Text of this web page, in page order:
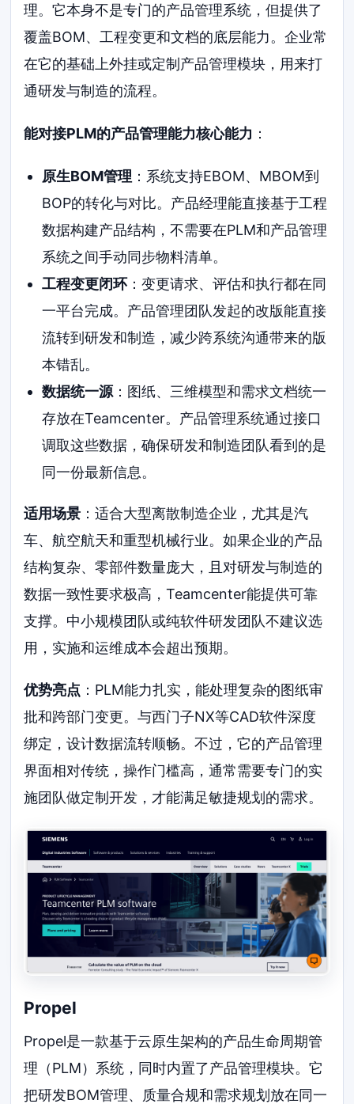
理。它本身不是专门的产品管理系统，但提供了
覆盖BOM、工程变更和文档的底层能力。企业常
在它的基础上外挂或定制产品管理模块，用来打
通研发与制造的流程。
能对接PLM的产品管理能力核心能力 ：
原生BOM管理 ：系统支持EBOM、MBOM到
BOP的转化与对比。产品经理能直接基于工程
数据构建产品结构，不需要在PLM和产品管理
系统之间手动同步物料清单。
工程变更闭环：变更请求、评估和执行都在同
一平台完成。产品管理团队发起的改版能直接
流转到研发和制造，减少跨系统沟通带来的版
本错乱。
数据统一源：图纸、三维模型和需求文档统一
存放在Teamcenter。产品管理系统通过接口
调取这些数据，确保研发和制造团队看到的是
同一份最新信息。
适用场景 ：适合大型离散制造企业，尤其是汽
车、航空航天和重型机械行业。如果企业的产品
结构复杂、零部件数量庞大，且对研发与制造的
数据一致性要求极高，Teamcenter能提供可靠
支撑。中小规模团队或纯软件研发团队不建议选
用，实施和运维成本会超出预期。
优势亮点 ：PLM能力扎实，能处理复杂的图纸审
批和跨部门变更。与西门子NX等CAD软件深度
绑定，设计数据流转顺畅。不过，它的产品管理
界面相对传统，操作门槛高，通常需要专门的实
施团队做定制开发，才能满足敏捷规划的需求。
Propel
Propel是一款基于云原生架构的产品生命周期管
理（PLM）系统，同时内置了产品管理模块。它
把研发BOM管理、质量合规和需求规划放在同一